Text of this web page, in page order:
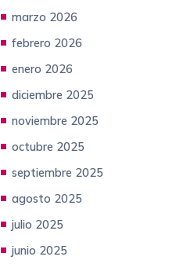
marzo 2026
febrero 2026
enero 2026
diciembre 2025
noviembre 2025
octubre 2025
septiembre 2025
agosto 2025
julio 2025
junio 2025